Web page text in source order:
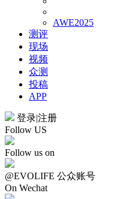
AWE2025
测评
现场
视频
众测
投稿
APP
登录|注册
Follow US
Follow us on
@EVOLIFE 公众账号
On Wechat